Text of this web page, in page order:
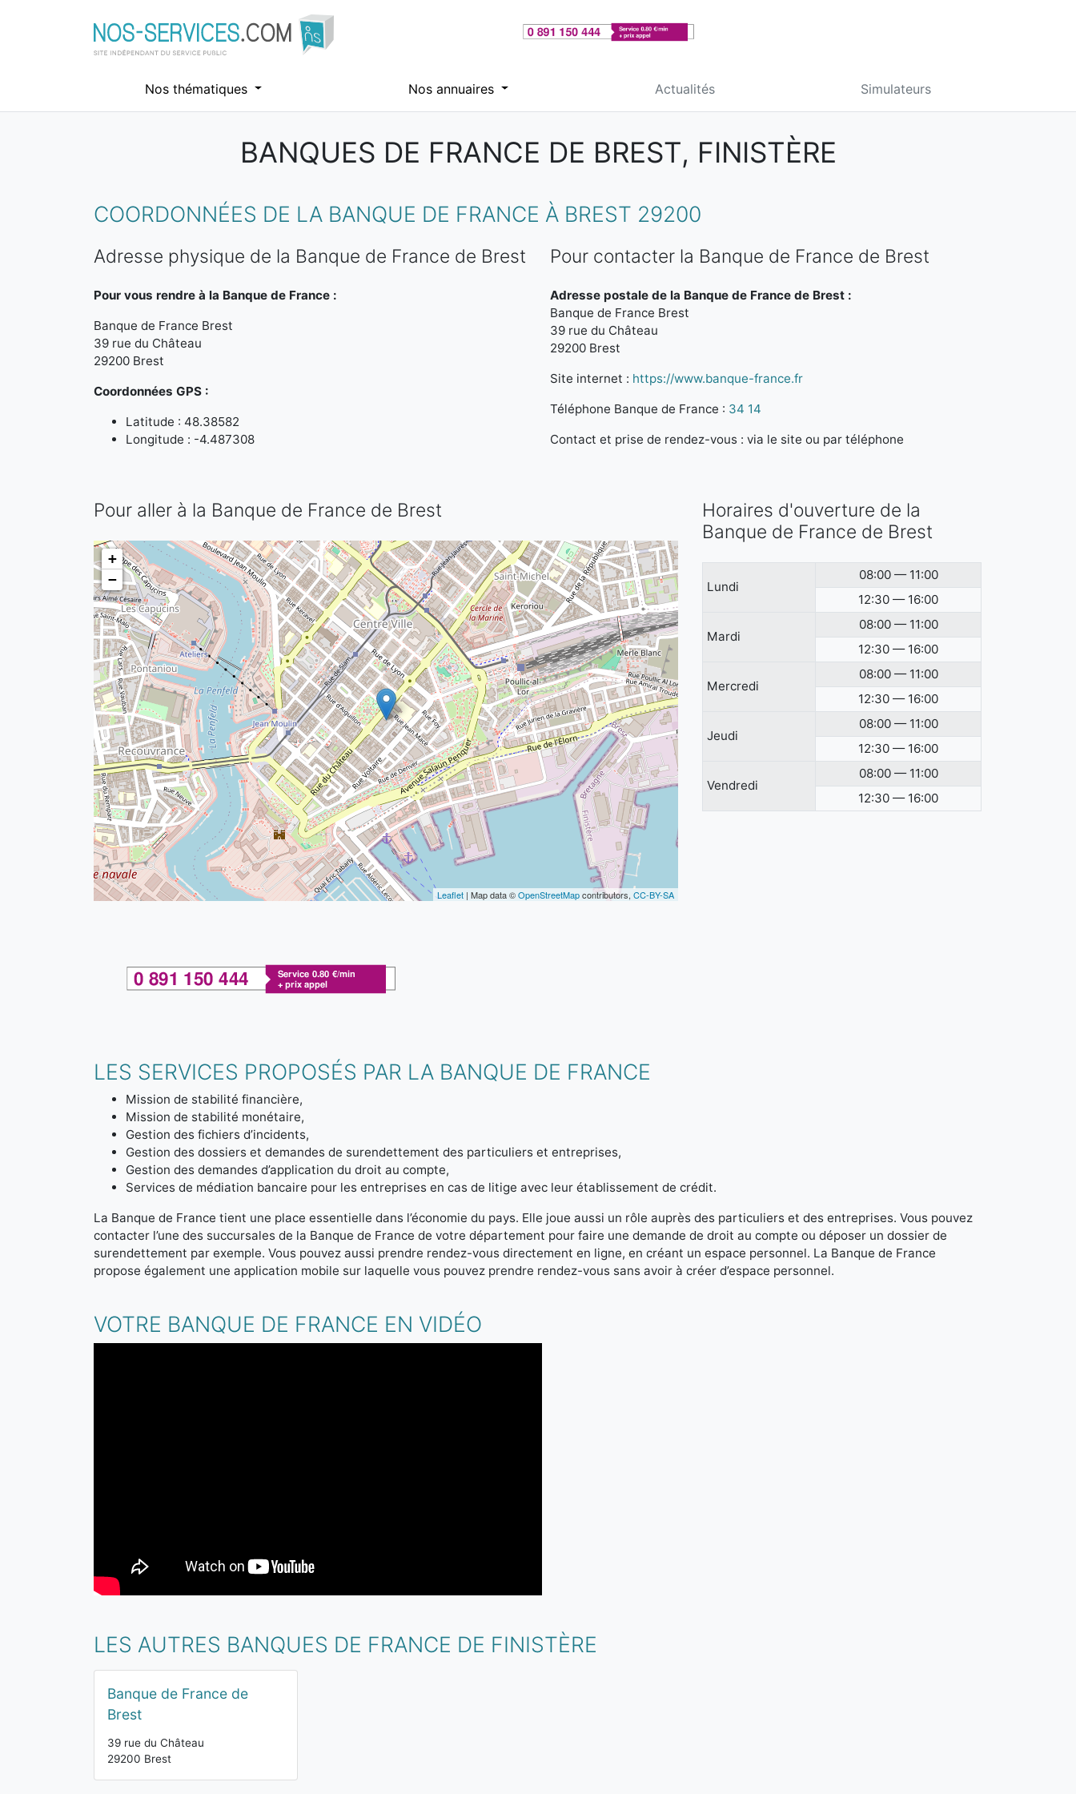
Nos thématiques Nos annuaires Actualités Simulateurs
BANQUES DE FRANCE DE BREST, FINISTÈRE
COORDONNÉES DE LA BANQUE DE FRANCE À BREST 29200
Adresse physique de la Banque de France de Brest
Pour vous rendre à la Banque de France :
Banque de France Brest
39 rue du Château
29200 Brest
Coordonnées GPS :
Latitude : 48.38582
Longitude : -4.487308
Pour contacter la Banque de France de Brest
Adresse postale de la Banque de France de Brest :
Banque de France Brest
39 rue du Château
29200 Brest
Site internet : https://www.banque-france.fr
Téléphone Banque de France : 34 14
Contact et prise de rendez-vous : via le site ou par téléphone
Pour aller à la Banque de France de Brest
+
−
Leaflet | Map data ©OpenStreetMapcontributors, CC-BY-SA
Horaires d'ouverture de la
Banque de France de Brest
Lundi
08:00 — 11:00
12:30 — 16:00
Mardi
08:00 — 11:00
12:30 — 16:00
Mercredi
08:00 — 11:00
12:30 — 16:00
Jeudi
08:00 — 11:00
12:30 — 16:00
Vendredi
08:00 — 11:00
12:30 — 16:00
LES SERVICES PROPOSÉS PAR LA BANQUE DE FRANCE
Mission de stabilité financière,
Mission de stabilité monétaire,
Gestion des fichiers d’incidents,
Gestion des dossiers et demandes de surendettement des particuliers et entreprises,
Gestion des demandes d’application du droit au compte,
Services de médiation bancaire pour les entreprises en cas de litige avec leur établissement de crédit.
La Banque de France tient une place essentielle dans l’économie du pays. Elle joue aussi un rôle auprès des particuliers et des entreprises. Vous pouvez
contacter l’une des succursales de la Banque de France de votre département pour faire une demande de droit au compte ou déposer un dossier de
surendettement par exemple. Vous pouvez aussi prendre rendez-vous directement en ligne, en créant un espace personnel. La Banque de France
propose également une application mobile sur laquelle vous pouvez prendre rendez-vous sans avoir à créer d’espace personnel.
VOTRE BANQUE DE FRANCE EN VIDÉO
LES AUTRES BANQUES DE FRANCE DE FINISTÈRE
Banque de France de
Brest
39 rue du Château
29200 Brest